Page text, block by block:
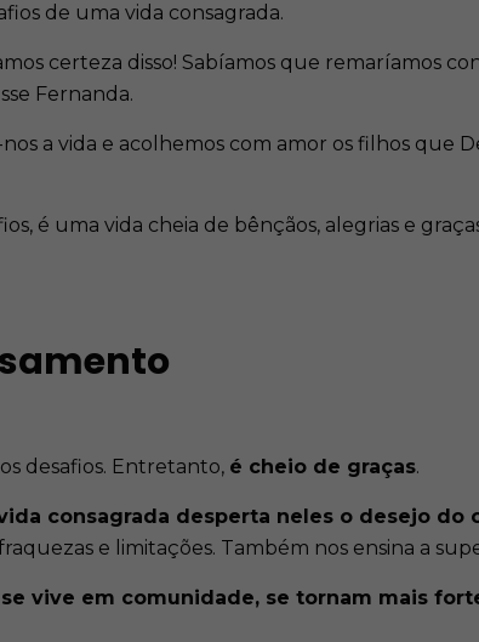
de uma vida consagrada.
certeza disso! Sabíamos que remaríamos
Fernanda.
a vida e acolhemos com amor os filhos que
é uma vida cheia de bênçãos, alegrias e
desafios. Entretanto, é cheio de graças.
consagrada desperta neles o desejo do
e limitações. Também nos ensina a
vive em comunidade, se tornam mais